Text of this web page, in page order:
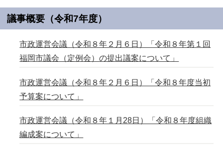
議事概要（令和7年度）
市政運営会議（令和８年２月６日）「令和８年第１回
福岡市議会（定例会）の提出議案について」
市政運営会議（令和８年２月６日）「令和８年度当初
予算案について」
市政運営会議（令和８年１月28日）「令和８年度組織
編成案について」